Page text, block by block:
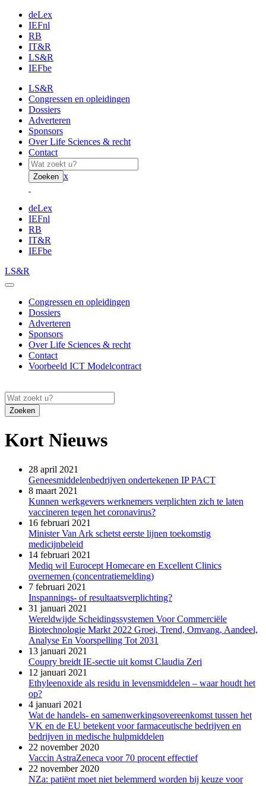
deLex
IEFnl
RB
IT&R
LS&R
IEFbe
LS&R
Congressen en opleidingen
Dossiers
Adverteren
Sponsors
Over Life Sciences & recht
Contact
Zoeken x
deLex
IEFnl
RB
IT&R
IEFbe
LS&R
Congressen en opleidingen
Dossiers
Adverteren
Sponsors
Over Life Sciences & recht
Contact
Voorbeeld ICT Modelcontract
Zoeken
Kort Nieuws
28 april 2021
Geneesmiddelenbedrijven ondertekenen IP PACT
8 maart 2021
Kunnen werkgevers werknemers verplichten zich te laten
vaccineren tegen het coronavirus?
16 februari 2021
Minister Van Ark schetst eerste lijnen toekomstig
medicijnbeleid
14 februari 2021
Mediq wil Eurocept Homecare en Excellent Clinics
overnemen (concentratiemelding)
7 februari 2021
Inspannings- of resultaatsverplichting?
31 januari 2021
Wereldwijde Scheidingssystemen Voor Commerciële
Biotechnologie Markt 2022 Groei, Trend, Omvang, Aandeel,
Analyse En Voorspelling Tot 2031
13 januari 2021
Coupry breidt IE-sectie uit komst Claudia Zeri
12 januari 2021
Ethyleenoxide als residu in levensmiddelen – waar houdt het
op?
4 januari 2021
Wat de handels- en samenwerkingsovereenkomst tussen het
VK en de EU betekent voor farmaceutische bedrijven en
bedrijven in medische hulpmiddelen
22 november 2020
Vaccin AstraZeneca voor 70 procent effectief
22 november 2020
NZa: patiënt moet niet belemmerd worden bij keuze voor